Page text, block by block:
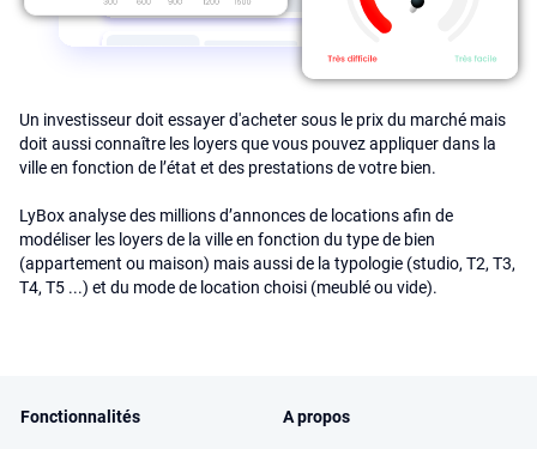
Un investisseur doit essayer d'acheter sous le prix du marché mais
doit aussi connaître les loyers que vous pouvez appliquer dans la
ville en fonction de l’état et des prestations de votre bien.
LyBox analyse des millions d’annonces de locations afin de
modéliser les loyers de la ville en fonction du type de bien
(appartement ou maison) mais aussi de la typologie (studio, T2, T3,
T4, T5 ...) et du mode de location choisi (meublé ou vide).
Fonctionnalités A propos